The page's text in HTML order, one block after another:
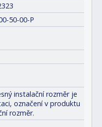
50-00-P
instalační rozměr je
označení v produktu
rozměr.